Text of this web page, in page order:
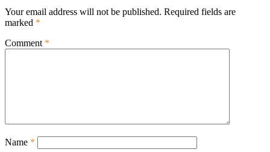
Your email address will not be published. Required fields are
marked *
Comment *
Name *